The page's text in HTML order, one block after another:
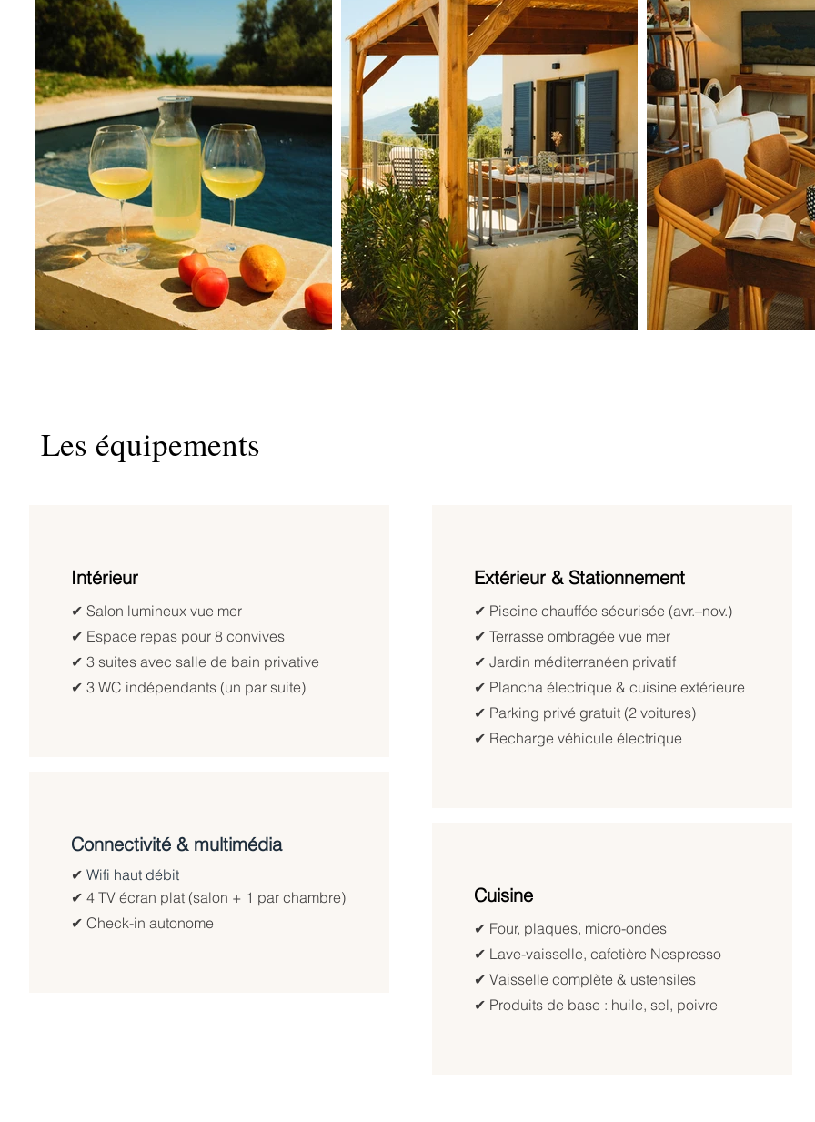
Les équipements
Intérieur
✔︎ Salon lumineux vue mer
✔︎ Espace repas pour 8 convives
✔︎ 3 suites avec salle de bain privative
✔︎ 3 WC indépendants (un par suite)
Connectivité & multimédia
✔︎ Wifi haut débit
✔︎ 4 TV écran plat (salon + 1 par chambre)
✔︎ Check-in autonome
Extérieur & Stationnement
✔︎ Piscine chauffée sécurisée (avr.–nov.)
✔︎ Terrasse ombragée vue mer
✔︎ Jardin méditerranéen privatif
✔︎ Plancha électrique & cuisine extérieure
✔︎ Parking privé gratuit (2 voitures)
✔ Recharge véhicule électrique
Cuisine
✔︎ Four, plaques, micro-ondes
✔︎ Lave-vaisselle, cafetière Nespresso
✔︎ Vaisselle complète & ustensiles
✔︎ Produits de base : huile, sel, poivre